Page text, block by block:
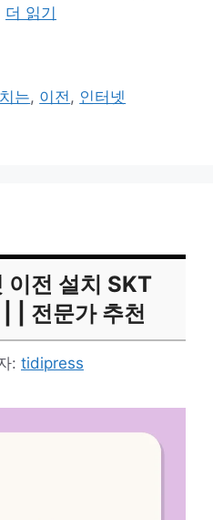
더 읽기
는, 이전, 인터넷
이전 설치 SKT
| 전문가 추천
: tidipress